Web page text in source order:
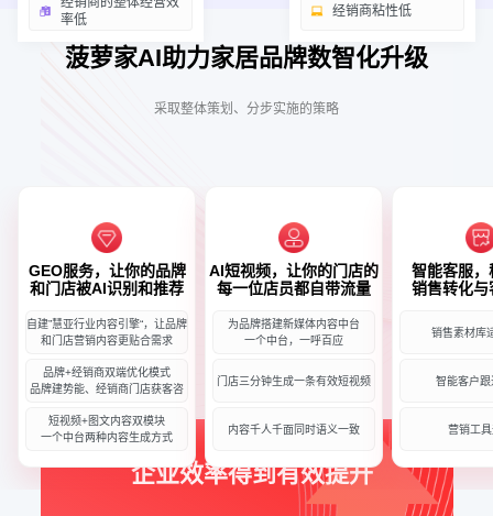
率低
经销商粘性低
菠萝家AI助力家居品牌数智化升级
采取整体策划、分步实施的策略
GEO服务，让你的品牌
和门店被AI识别和推荐
自建”慧亚行业内容引擎“，让品牌
和门店营销内容更贴合需求
品牌+经销商双端优化模式
品牌建势能、经销商门店获客咨
短视频+图文内容双模块
一个中台两种内容生成方式
AI短视频，让你的门店的
每一位店员都自带流量
为品牌搭建新媒体内容中台
一个中台，一呼百应
门店三分钟生成一条有效短视频
内容千人千面同时语义一致
智能客服，
销售转化与
销售素材库
智能客户跟
营销工
企业效率得到有效提升